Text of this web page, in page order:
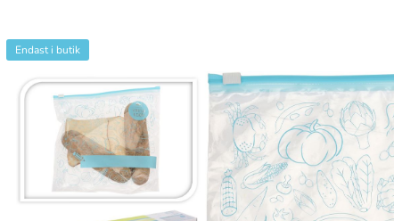
Endast i butik